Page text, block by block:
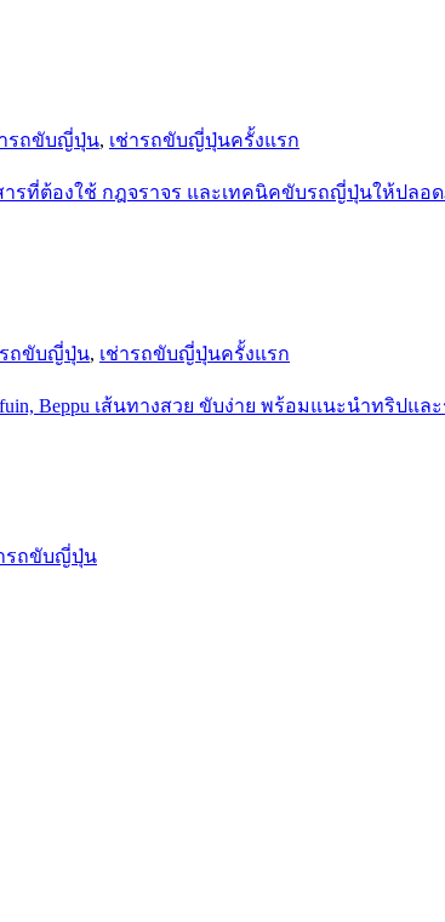
รถขับญี่ปุ่น, เช่ารถขับญี่ปุ่นครั้งแรก
รถขับญี่ปุ่น, เช่ารถขับญี่ปุ่นครั้งแรก
รถขับญี่ปุ่น